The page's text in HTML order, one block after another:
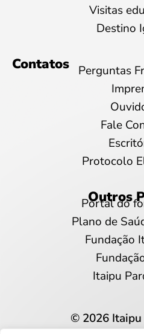
Visitas
Destino
Contatos
Perguntas
Fale
Protocolo
Outros
Portal do
Plano de
Fundação
Itaipu
© 2026